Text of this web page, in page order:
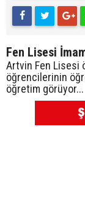
Fen Lisesi
Artvin Fen Lisesi
öğrencilerinin
öğretim görüyor...